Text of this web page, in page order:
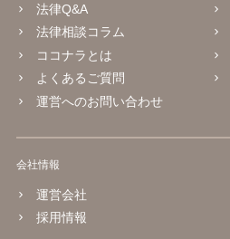
法律Q&A
法律相談コラム
ココナラとは
よくあるご質問
運営へのお問い合わせ
会社情報
運営会社
採用情報